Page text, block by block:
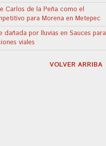
Carlos de la Peña como el
para Morena en Metepec
dañada por lluvias en Sauces para
viales
VOLVER ARRIBA